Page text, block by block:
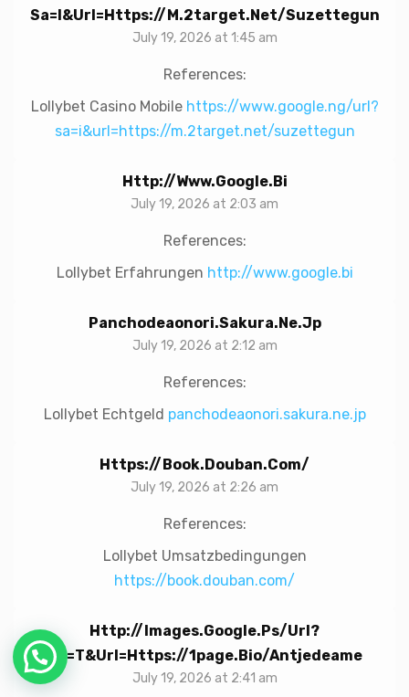
Sa=i&url=https://m.2target.net/suzettegun
July 19, 2026 at 1:45 am
References:
Lollybet Casino Mobile https://www.google.ng/url?
sa=i&url=https://m.2target.net/suzettegun
Http://www.google.bi
July 19, 2026 at 2:03 am
References:
Lollybet Erfahrungen http://www.google.bi
Panchodeaonori.sakura.ne.jp
July 19, 2026 at 2:12 am
References:
Lollybet Echtgeld panchodeaonori.sakura.ne.jp
Https://book.douban.com/
July 19, 2026 at 2:26 am
References:
Lollybet Umsatzbedingungen
https://book.douban.com/
Http://images.google.ps/url?
Sa=t&url=https://1page.bio/antjedeame
July 19, 2026 at 2:41 am